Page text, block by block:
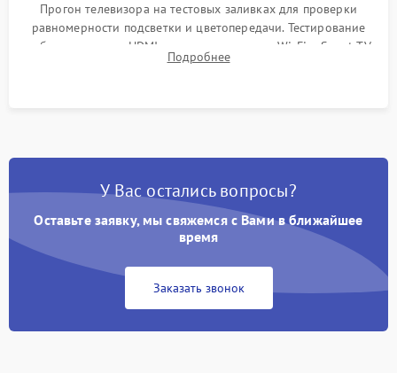
Прогон телевизора на тестовых заливках для проверки
равномерности подсветки и цветопередачи. Тестирование
работы разъемов HDMI, динамиков, модуля Wi-Fi и Smart TV
в рабочем режиме в течение нескольких часов.
Подробнее
У Вас остались вопросы?
Оставьте заявку, мы свяжемся с Вами в ближайшее
время
Заказать звонок